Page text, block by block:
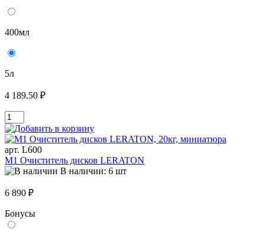
400мл
5л
4 189.50 ₽
арт. L600
M1 Очиститель дисков LERATON
В наличии: 6 шт
6 890 ₽
Бонусы